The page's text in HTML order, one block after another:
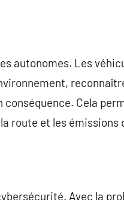
autonomes. Les
Cela
route et les émissions
Avec la